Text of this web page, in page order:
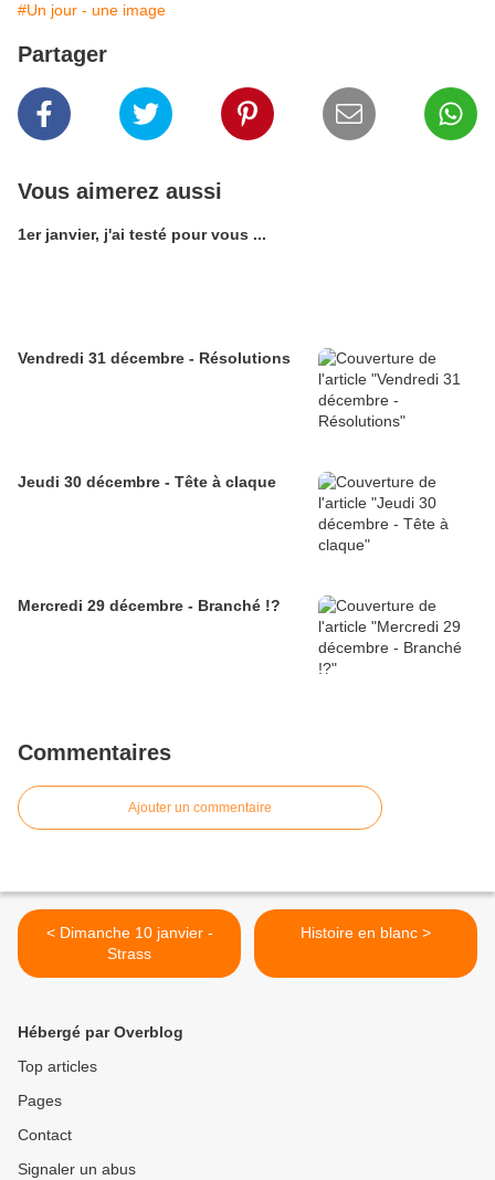
#Un jour - une image
Partager
Vous aimerez aussi
1er janvier, j'ai testé pour vous ...
Vendredi 31 décembre - Résolutions
Jeudi 30 décembre - Tête à claque
Mercredi 29 décembre - Branché !?
Commentaires
Ajouter un commentaire
< Dimanche 10 janvier -
Strass
Histoire en blanc >
Hébergé par Overblog
Top articles
Pages
Contact
Signaler un abus